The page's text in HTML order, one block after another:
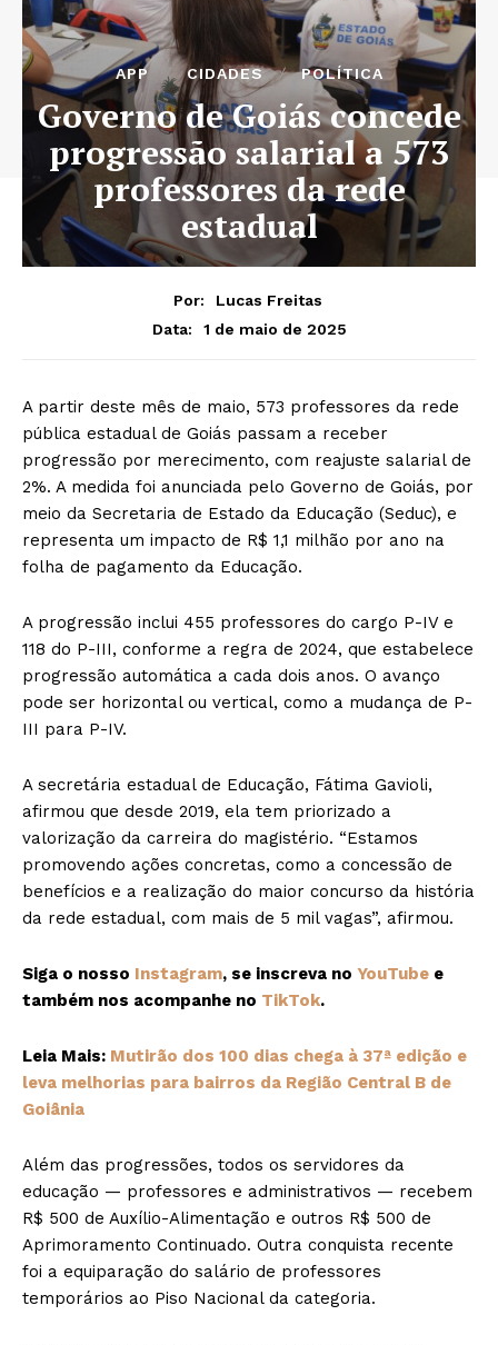
APP CIDADES POLÍTICA
Governo de Goiás concede
progressão salarial a 573
professores da rede
estadual
Por:
Lucas Freitas
Data:
1 de maio de 2025
A partir deste mês de maio, 573 professores da rede
pública estadual de Goiás passam a receber
progressão por merecimento, com reajuste salarial de
2%. A medida foi anunciada pelo Governo de Goiás, por
meio da Secretaria de Estado da Educação (Seduc), e
representa um impacto de R$ 1,1 milhão por ano na
folha de pagamento da Educação.
A progressão inclui 455 professores do cargo P-IV e
118 do P-III, conforme a regra de 2024, que estabelece
progressão automática a cada dois anos. O avanço
pode ser horizontal ou vertical, como a mudança de P-
III para P-IV.
A secretária estadual de Educação, Fátima Gavioli,
afirmou que desde 2019, ela tem priorizado a
valorização da carreira do magistério. “Estamos
promovendo ações concretas, como a concessão de
benefícios e a realização do maior concurso da história
da rede estadual, com mais de 5 mil vagas”, afirmou.
Siga o nosso Instagram, se inscreva no YouTube e
também nos acompanhe no TikTok.
Leia Mais: Mutirão dos 100 dias chega à 37ª edição e
leva melhorias para bairros da Região Central B de
Goiânia
Além das progressões, todos os servidores da
educação — professores e administrativos — recebem
R$ 500 de Auxílio-Alimentação e outros R$ 500 de
Aprimoramento Continuado. Outra conquista recente
foi a equiparação do salário de professores
temporários ao Piso Nacional da categoria.